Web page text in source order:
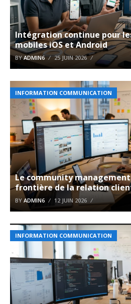
Intégration continue pour
mobiles iOS et Android
BYADMIN6 25 JUIN 2026
INFORMATION COMMUNICATION
Le community
frontière de la relation
BY ADMIN6 12 JUIN 2026
INFORMATION COMMUNICATION